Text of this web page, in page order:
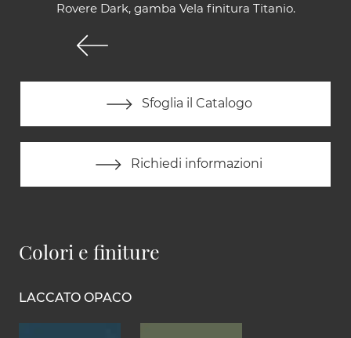
Rovere Dark, gamba Vela finitura Titanio.
Sfoglia il Catalogo
Richiedi informazioni
Colori e finiture
LACCATO OPACO